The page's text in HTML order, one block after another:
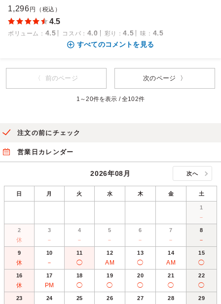
1,296 円（税込）
4.5
ボリューム ： 4.5 コスパ ： 4.0 彩り ：4.5 味 ： 4.5
すべてのコメントを見る
〈 前のページ 次のページ 〉
1～20件を表示 / 全102件
注文の前にチェック
営業日カレンダー
2026年08月 次へ
日 月 火 水 木 金 土
1
－
2
休
3
－
4
－
5
－
6
－
7
－
8
－
9
休
10
－
11
◯
12
AM
13
◯
14
AM
15
◯
16
休
17
PM
18
◯
19
◯
20
◯
21
◯
22
◯
23 24 25 26 27 28 29